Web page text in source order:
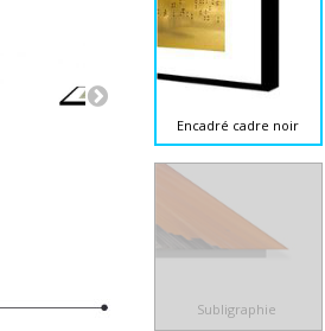
Encadré cadre noir
Subligraphie